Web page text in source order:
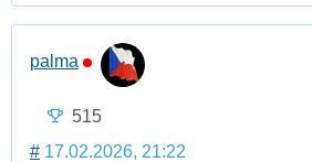
palma
515
# 17.02.2026, 21:22